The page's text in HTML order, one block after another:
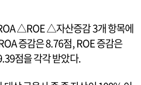
△ROE △자산증감 3개 항목에
증감은 8.76점, ROE 증감은
점을 각각 받았다.